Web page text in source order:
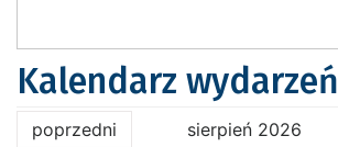
Kalendarz wydarzeń
poprzedni sierpień 2026